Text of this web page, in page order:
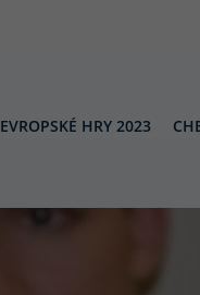
EVROPSKÉ HRY 2023